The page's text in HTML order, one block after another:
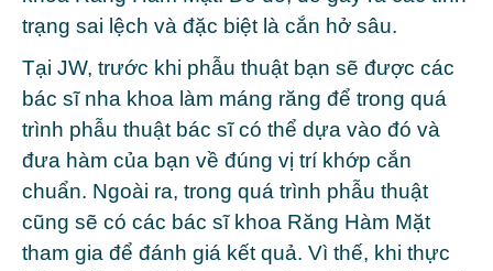
trạng sai lệch và đặc biệt là cắn hở sâu.
Tại JW, trước khi phẫu thuật bạn sẽ được các
bác sĩ nha khoa làm máng răng để trong quá
trình phẫu thuật bác sĩ có thể dựa vào đó và
đưa hàm của bạn về đúng vị trí khớp cắn
chuẩn. Ngoài ra, trong quá trình phẫu thuật
cũng sẽ có các bác sĩ khoa Răng Hàm Mặt
tham gia để đánh giá kết quả. Vì thế, khi thực